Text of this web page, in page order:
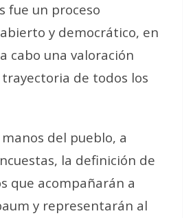
fue un proceso
y democrático, en
cabo una valoración
de todos los
del pueblo, a
la definición de
que acompañarán a
y representarán al